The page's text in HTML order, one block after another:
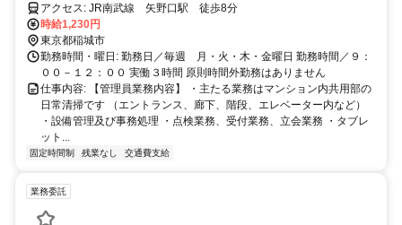
アクセス: JR南武線 矢野口駅 徒歩8分
時給1,230円
東京都稲城市
勤務時間・曜日: 勤務日／毎週 月・火・木・金曜日 勤務時間／９：
００－１２：００ 実働３時間 原則時間外勤務はありません
仕事内容: 【管理員業務内容】 ・主たる業務はマンション内共用部の
日常清掃です （エントランス、廊下、階段、エレベーター内など）
・設備管理及び事務処理 ・点検業務、受付業務、立会業務 ・タブレ
ット...
固定時間制 残業なし 交通費支給
業務委託